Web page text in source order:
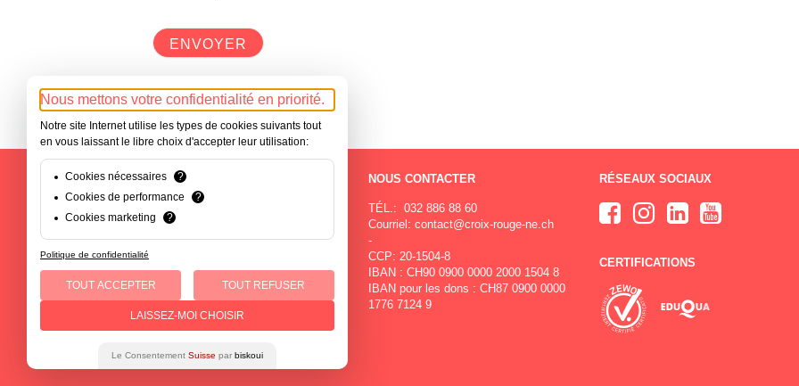
NOS SITES
Rue de la Paix 71
2300 La Chaux-de-Fonds
-
Avenue du Premier-Mars 2a
2000 Neuchâtel
-
Rue du Patinage 1
2114 Fleurier
NOUS CONTACTER
TÉL.: 032 886 88 60
Courriel: contact@croix-rouge-ne.ch
-
CCP: 20-1504-8
IBAN : CH90 0900 0000 2000 1504 8
IBAN pour les dons : CH87 0900 0000
1776 7124 9
RÉSEAUX SOCIAUX
CERTIFICATIONS
Nous mettons votre confidentialité en priorité.
Notre site Internet utilise les types de cookies suivants tout
en vous laissant le libre choix d'accepter leur utilisation:
Cookies nécessaires
?
Cookies de performance
?
Cookies marketing
?
Politique de confidentialité
TOUT ACCEPTER TOUT REFUSER
LAISSEZ-MOI CHOISIR
Le Consentement Suisse par biskoui